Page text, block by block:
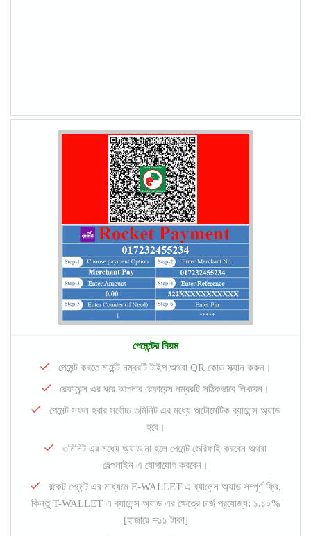
পেমেন্টের নিয়ম
পেমেন্ট করতে মার্চেন্ট নম্বরটি টাইপ অথবা QR কোড স্ক্যান করুন।
রেফারেন্স এর ঘরে আপনার রেফারেন্স নম্বরটি সঠিকভাবে লিখবেন।
পেমেন্ট সফল হবার সর্বোচ্চ ৩মিনিট এর মধ্যে অটোমেটিক ব্যালেন্স অ্যাড
হবে।
৩মিনিট এর মধ্যে অ্যাড না হলে পেমেন্ট ভেরিফাই করবেন অথবা
হেল্পলাইন এ যোগাযোগ করবেন।
রকেট পেমেন্ট এর মাধ্যমে E-WALLET এ ব্যালেন্স অ্যাড সম্পূর্ণ ফ্রি,
কিন্তু T-WALLET এ ব্যালেন্স অ্যাড এর ক্ষেত্রে চার্জ প্রযোজ্য: ১.১০%
[হাজারে =১১ টাকা]